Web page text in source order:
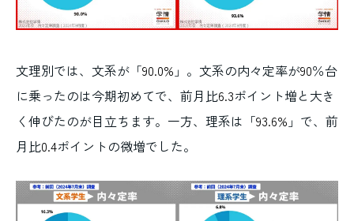
文理別では、文系が「90.0% 」。文系の内々定率が90％台
に乗ったのは今期初めてで、前月比6.3ポイント増と大き
く伸びたのが目立ちます。一方、理系は「93.6% 」で、前
月比0.4ポイントの微増でした。